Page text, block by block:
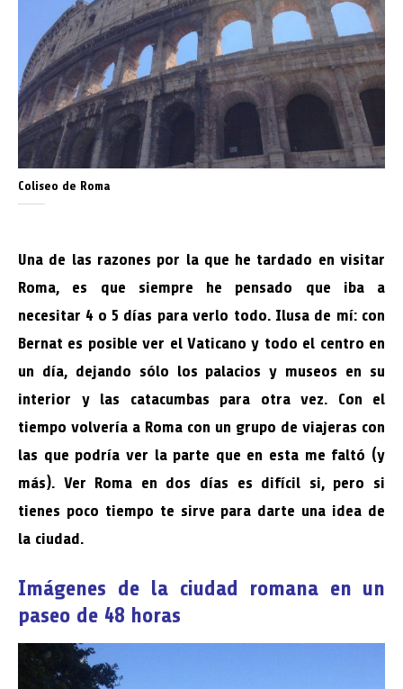
Coliseo de Roma
Una de las razones por la que he tardado en visitar
Roma, es que siempre he pensado que iba a
necesitar 4 o 5 días para verlo todo. Ilusa de mí: con
Bernat es posible ver el Vaticano y todo el centro en
un día, dejando sólo los palacios y museos en su
interior y las catacumbas para otra vez. Con el
tiempo volvería a Roma con un grupo de viajeras con
las que podría ver la parte que en esta me faltó (y
más). Ver Roma en dos días es difícil si, pero si
tienes poco tiempo te sirve para darte una idea de
la ciudad.
Imágenes de la ciudad romana en un
paseo de 48 horas